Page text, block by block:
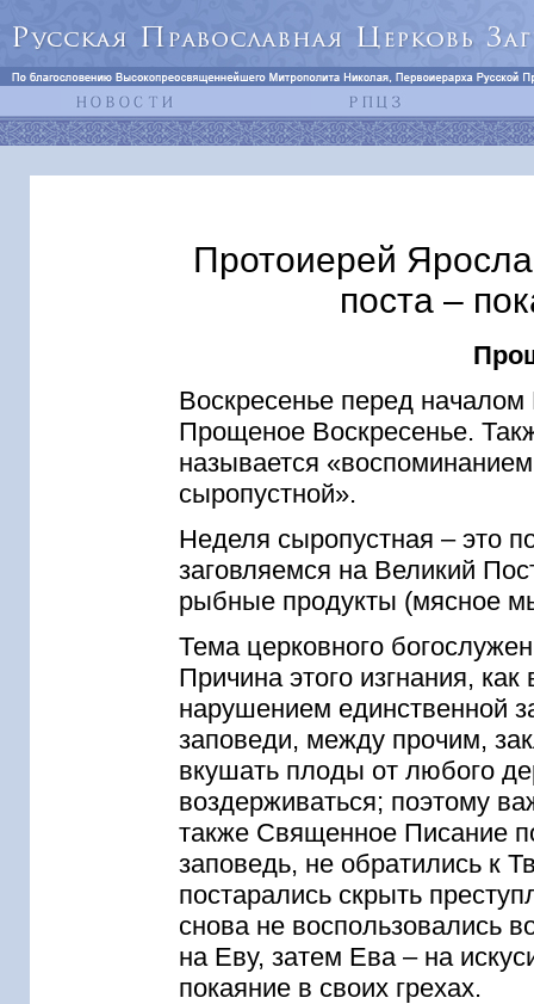
Протоиерей
поста –
Воскресенье перед началом
Прощеное Воскресенье.
называется
сыропустной».
Неделя сыропустная – это
заговляемся на Великий
рыбные продукты (мясное
Тема церковного
Причина этого изгнания,
нарушением единственной
заповеди, между прочим,
вкушать плоды от любого
воздерживаться; поэтому
также Священное Писание
заповедь, не обратились к
постарались скрыть
снова не воспользовались
на Еву, затем Ева – на
покаяние в своих грехах.